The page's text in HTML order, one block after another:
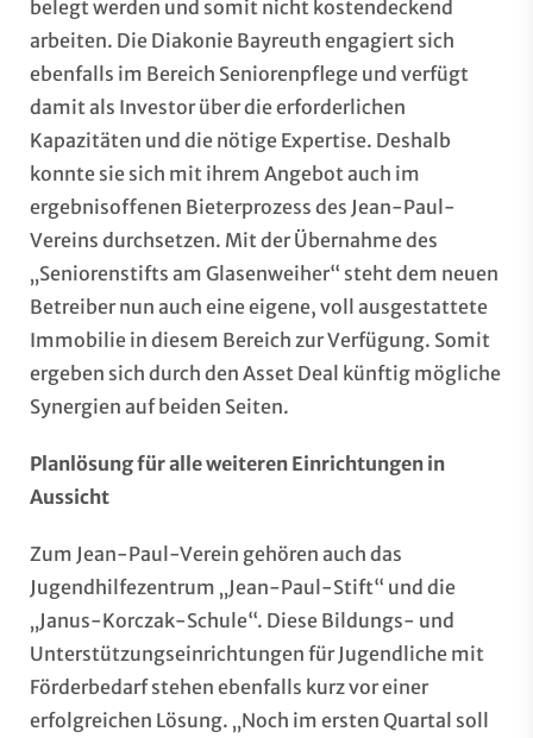
belegt werden und somit nicht kostendeckend
arbeiten. Die Diakonie Bayreuth engagiert sich
ebenfalls im Bereich Seniorenpflege und verfügt
damit als Investor über die erforderlichen
Kapazitäten und die nötige Expertise. Deshalb
konnte sie sich mit ihrem Angebot auch im
ergebnisoffenen Bieterprozess des Jean-Paul-
Vereins durchsetzen. Mit der Übernahme des
„Seniorenstifts am Glasenweiher“ steht dem neuen
Betreiber nun auch eine eigene, voll ausgestattete
Immobilie in diesem Bereich zur Verfügung. Somit
ergeben sich durch den Asset Deal künftig mögliche
Synergien auf beiden Seiten.
Planlösung für alle weiteren Einrichtungen in
Aussicht
Zum Jean-Paul-Verein gehören auch das
Jugendhilfezentrum „Jean-Paul-Stift“ und die
„Janus-Korczak-Schule“. Diese Bildungs- und
Unterstützungseinrichtungen für Jugendliche mit
Förderbedarf stehen ebenfalls kurz vor einer
erfolgreichen Lösung. „Noch im ersten Quartal soll